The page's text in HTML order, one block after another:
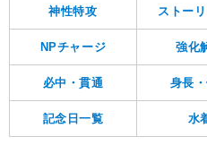
神性特攻 ストー
NPチャージ 強化
必中・貫通 身長
記念日一覧 水